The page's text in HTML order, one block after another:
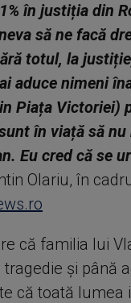
în justiția din
să ne facă
totul, la
aduce nimeni
Piața Victoriei)
în viață să
Eu cred că se
Olariu, în
că familia lui
și până
că toată lumea